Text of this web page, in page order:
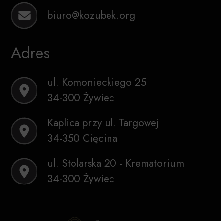
biuro@kozubek.org
Adres
ul. Komonieckiego 25
34-300 Żywiec
Kaplica przy ul. Targowej
34-350 Cięcina
ul. Stolarska 20 - Krematorium
34-300 Żywiec